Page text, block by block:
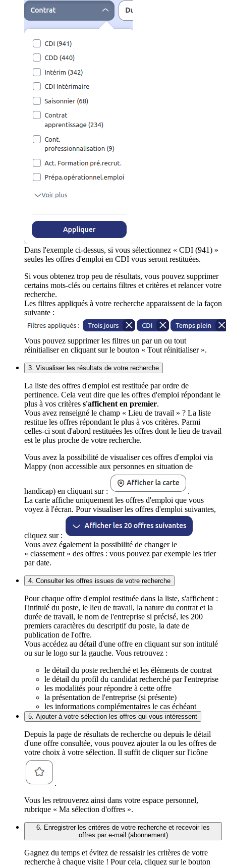
Dans l'exemple ci-dessus, si vous sélectionnez « CDI (941) »
seules les offres d'emploi en CDI vous seront restituées.
Si vous obtenez trop peu de résultats, vous pouvez supprimer
certains mots-clés ou certains filtres et critères et relancer votre
recherche.
Les filtres appliqués à votre recherche apparaissent de la façon
suivante :
Vous pouvez supprimer les filtres un par un ou tout
réinitialiser en cliquant sur le bouton « Tout réinitialiser ».
3. Visualiser les résultats de votre recherche
La liste des offres d'emploi est restituée par ordre de
pertinence. Cela veut dire que les offres d'emploi répondant le
plus à vos critères s'affichent en premier.
Vous avez renseigné le champ « Lieu de travail » ? La liste
restitue les offres répondant le plus à vos critères. Parmi
celles-ci sont d'abord restituées les offres dont le lieu de travail
est le plus proche de votre recherche.
Vous avez la possibilité de visualiser ces offres d'emploi via
Mappy (non accessible aux personnes en situation de
handicap) en cliquant sur :
.
La carte affiche uniquement les offres d'emploi que vous
voyez à l'écran. Pour visualiser les offres d'emploi suivantes,
cliquez sur :
Vous avez également la possibilité de changer le
« classement » des offres : vous pouvez par exemple les trier
par date.
4. Consulter les offres issues de votre recherche
Pour chaque offre d'emploi restituée dans la liste, s'affichent :
l'intitulé du poste, le lieu de travail, la nature du contrat et la
durée de travail, le nom de l'entreprise si précisé, les 200
premiers caractères du descriptif du poste, la date de
publication de l'offre.
Vous accédez au détail d'une offre en cliquant sur son intitulé
ou sur le logo sur la gauche. Vous retrouvez :
le détail du poste recherché et les éléments de contrat
le détail du profil du candidat recherché par l'entreprise
les modalités pour répondre à cette offre
la présentation de l'entreprise (si présente)
les informations complémentaires le cas échéant
5. Ajouter à votre sélection les offres qui vous intéressent
Depuis la page de résultats de recherche ou depuis le détail
d'une offre consultée, vous pouvez ajouter la ou les offres de
votre choix à votre sélection. Il suffit de cliquer sur l'icône
.
Vous les retrouverez ainsi dans votre espace personnel,
rubrique « Ma sélection d'offres ».
6. Enregistrer les critères de votre recherche et recevoir les
offres par e-mail (abonnement)
Gagnez du temps et évitez de ressaisir les critères de votre
recherche à chaque visite ! Pour cela, cliquez sur le bouton